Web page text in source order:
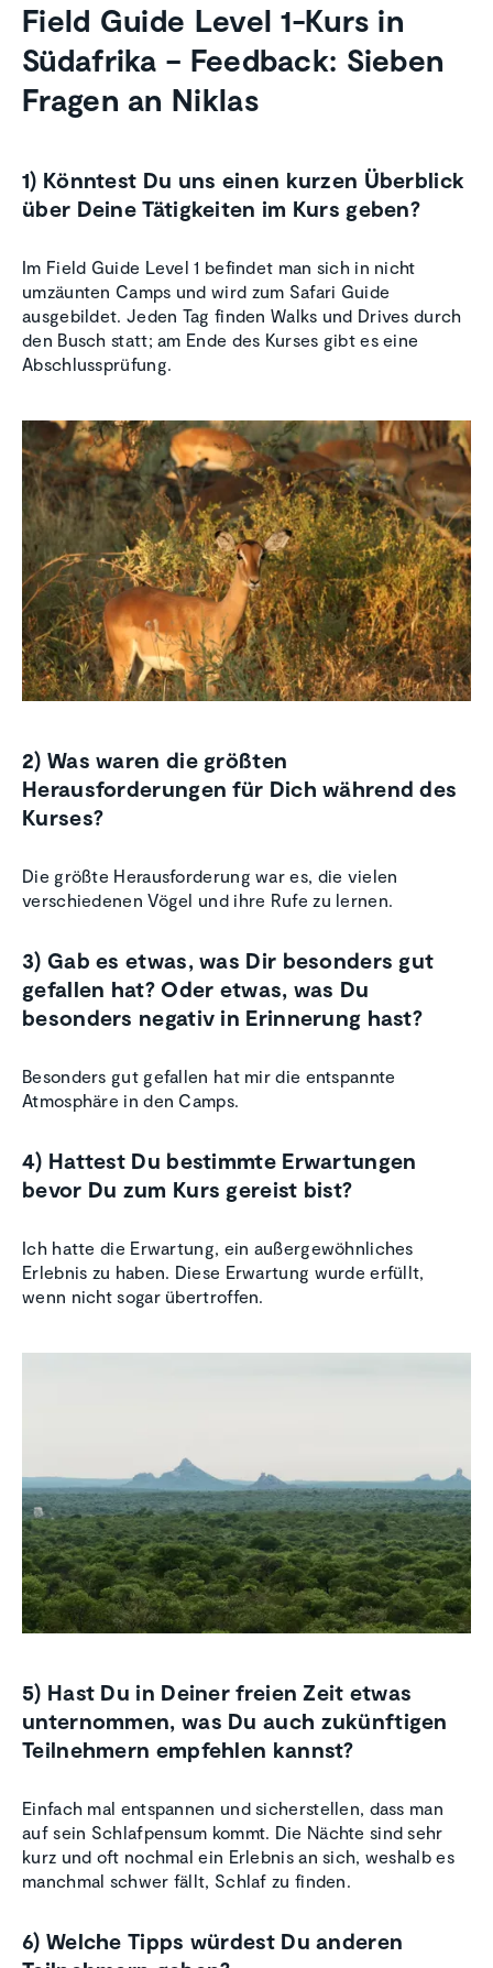
Field Guide Level 1-Kurs in
Südafrika – Feedback: Sieben
Fragen an Niklas
1) Könntest Du uns einen kurzen Überblick
über Deine Tätigkeiten im Kurs geben?
Im Field Guide Level 1 befindet man sich in nicht
umzäunten Camps und wird zum Safari Guide
ausgebildet. Jeden Tag finden Walks und Drives durch
den Busch statt; am Ende des Kurses gibt es eine
Abschlussprüfung.
2) Was waren die größten
Herausforderungen für Dich während des
Kurses?
Die größte Herausforderung war es, die vielen
verschiedenen Vögel und ihre Rufe zu lernen.
3) Gab es etwas, was Dir besonders gut
gefallen hat? Oder etwas, was Du
besonders negativ in Erinnerung hast?
Besonders gut gefallen hat mir die entspannte
Atmosphäre in den Camps.
4) Hattest Du bestimmte Erwartungen
bevor Du zum Kurs gereist bist?
Ich hatte die Erwartung, ein außergewöhnliches
Erlebnis zu haben. Diese Erwartung wurde erfüllt,
wenn nicht sogar übertroffen.
5) Hast Du in Deiner freien Zeit etwas
unternommen, was Du auch zukünftigen
Teilnehmern empfehlen kannst?
Einfach mal entspannen und sicherstellen, dass man
auf sein Schlafpensum kommt. Die Nächte sind sehr
kurz und oft nochmal ein Erlebnis an sich, weshalb es
manchmal schwer fällt, Schlaf zu finden.
6) Welche Tipps würdest Du anderen